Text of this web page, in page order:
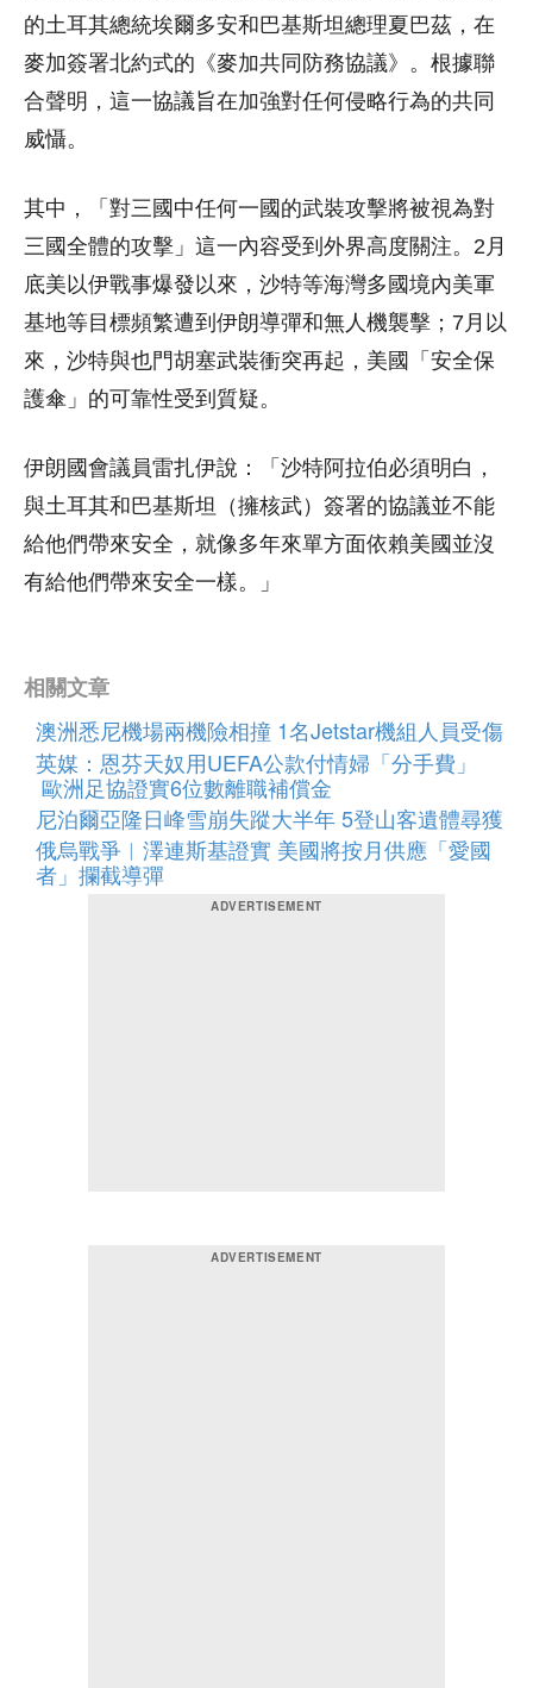
的土耳其總統埃爾多安和巴基斯坦總理夏巴茲，在
麥加簽署北約式的《麥加共同防務協議》。根據聯
合聲明，這一協議旨在加強對任何侵略行為的共同
威懾。
其中，「對三國中任何一國的武裝攻擊將被視為對
三國全體的攻擊」這一內容受到外界高度關注。2月
底美以伊戰事爆發以來，沙特等海灣多國境內美軍
基地等目標頻繁遭到伊朗導彈和無人機襲擊；7月以
來，沙特與也門胡塞武裝衝突再起，美國「安全保
護傘」的可靠性受到質疑。
伊朗國會議員雷扎伊說：「沙特阿拉伯必須明白，
與土耳其和巴基斯坦（擁核武）簽署的協議並不能
給他們帶來安全，就像多年來單方面依賴美國並沒
有給他們帶來安全一樣。」
相關文章
澳洲悉尼機場兩機險相撞 1名Jetstar機組人員受傷
英媒：恩芬天奴用UEFA公款付情婦「分手費」
歐洲足協證實6位數離職補償金
尼泊爾亞隆日峰雪崩失蹤大半年 5登山客遺體尋獲
俄烏戰爭︱澤連斯基證實 美國將按月供應「愛國
者」攔截導彈